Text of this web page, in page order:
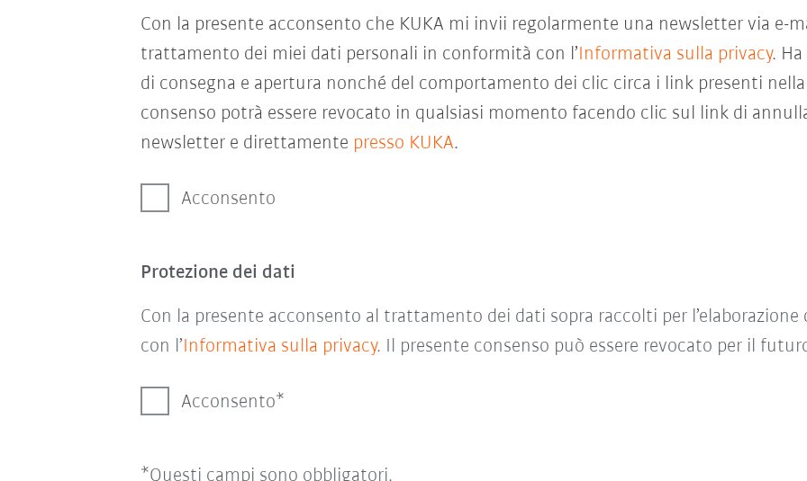
Con la presente acconsento che KUKA mi invii regolarmente una newsletter via e-
trattamento dei miei dati personali in conformità con l’Informativa sulla privacy.
di consegna e apertura nonché del comportamento dei clic circa i link presenti
consenso potrà essere revocato in qualsiasi momento facendo clic sul link di
newsletter e direttamente presso KUKA.
Acconsento
Protezione dei dati
Con la presente acconsento al trattamento dei dati sopra raccolti per
con l’Informativa sulla privacy. Il presente consenso può essere revocato per il
Acconsento
*Questi campi sono obbligatori.